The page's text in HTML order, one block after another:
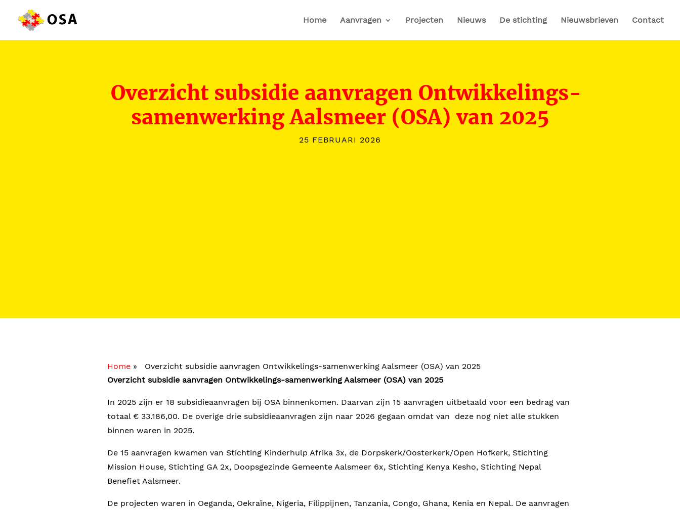
Home Aanvragen Projecten Nieuws De stichting Nieuwsbrieven Contact
Overzicht subsidie aanvragen Ontwikkelings-
samenwerking Aalsmeer (OSA) van 2025
25 FEBRUARI 2026
Home »
Overzicht subsidie aanvragen Ontwikkelings-samenwerking Aalsmeer (OSA) van 2025
Overzicht subsidie aanvragen Ontwikkelings-samenwerking Aalsmeer (OSA) van 2025
In 2025 zijn er 18 subsidieaanvragen bij OSA binnenkomen. Daarvan zijn 15 aanvragen uitbetaald voor een bedrag van
totaal € 33.186,00. De overige drie subsidieaanvragen zijn naar 2026 gegaan omdat van deze nog niet alle stukken
binnen waren in 2025.
De 15 aanvragen kwamen van Stichting Kinderhulp Afrika 3x, de Dorpskerk/Oosterkerk/Open Hofkerk, Stichting
Mission House, Stichting GA 2x, Doopsgezinde Gemeente Aalsmeer 6x, Stichting Kenya Kesho, Stichting Nepal
Benefiet Aalsmeer.
De projecten waren in Oeganda, Oekraïne, Nigeria, Filippijnen, Tanzania, Congo, Ghana, Kenia en Nepal. De aanvragen